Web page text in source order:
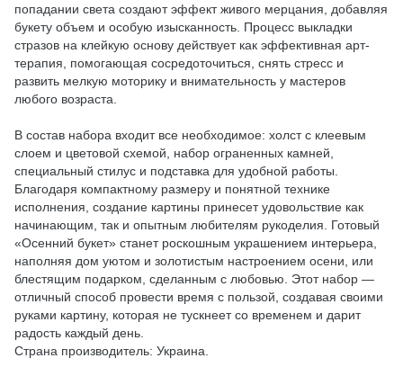
попадании света создают эффект живого мерцания, добавляя
букету объем и особую изысканность. Процесс выкладки
стразов на клейкую основу действует как эффективная арт-
терапия, помогающая сосредоточиться, снять стресс и
развить мелкую моторику и внимательность у мастеров
любого возраста.
В состав набора входит все необходимое: холст с клеевым
слоем и цветовой схемой, набор ограненных камней,
специальный стилус и подставка для удобной работы.
Благодаря компактному размеру и понятной технике
исполнения, создание картины принесет удовольствие как
начинающим, так и опытным любителям рукоделия. Готовый
«Осенний букет» станет роскошным украшением интерьера,
наполняя дом уютом и золотистым настроением осени, или
блестящим подарком, сделанным с любовью. Этот набор —
отличный способ провести время с пользой, создавая своими
руками картину, которая не тускнеет со временем и дарит
радость каждый день.
Страна производитель: Украина.